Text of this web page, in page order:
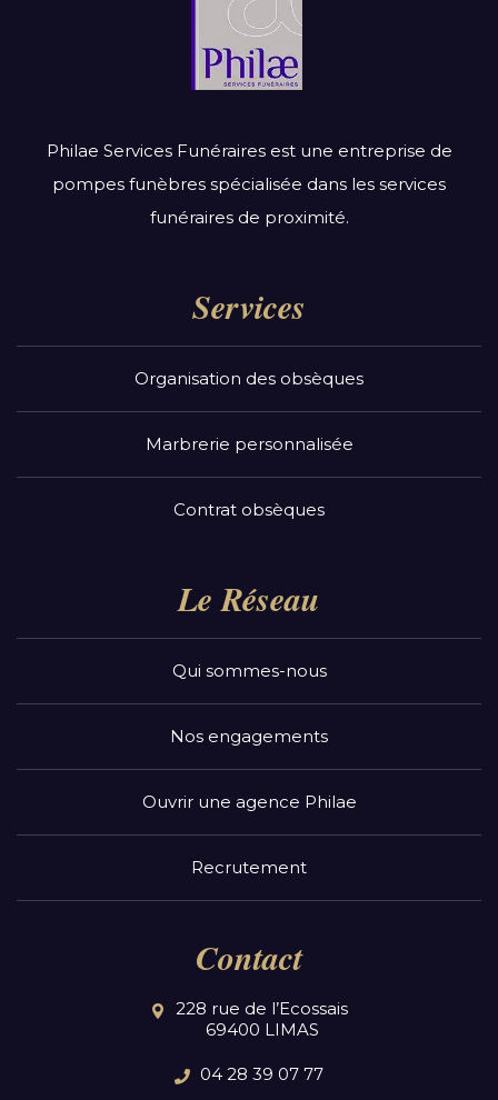
Philae Services Funéraires est une entreprise de
pompes funèbres spécialisée dans les services
funéraires de proximité.
Services
Organisation des obsèques
Marbrerie personnalisée
Contrat obsèques
Le Réseau
Qui sommes-nous
Nos engagements
Ouvrir une agence Philae
Recrutement
Contact
228 rue de l’Ecossais
69400 LIMAS
04 28 39 07 77